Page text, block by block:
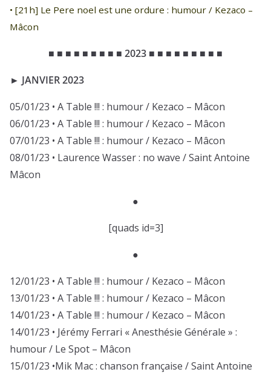
• [21h] Le Pere noel est une ordure : humour / Kezaco –
Mâcon
■ ■ ■ ■ ■ ■ ■ ■ ■ 2023 ■ ■ ■ ■ ■ ■ ■ ■ ■
► JANVIER 2023
05/01/23 • A Table !!! : humour / Kezaco – Mâcon
06/01/23 • A Table !!! : humour / Kezaco – Mâcon
07/01/23 • A Table !!! : humour / Kezaco – Mâcon
08/01/23 • Laurence Wasser : no wave / Saint Antoine
Mâcon
●
[quads id=3]
●
12/01/23 • A Table !!! : humour / Kezaco – Mâcon
13/01/23 • A Table !!! : humour / Kezaco – Mâcon
14/01/23 • A Table !!! : humour / Kezaco – Mâcon
14/01/23 • Jérémy Ferrari « Anesthésie Générale » :
humour / Le Spot – Mâcon
15/01/23 •Mik Mac : chanson française / Saint Antoine